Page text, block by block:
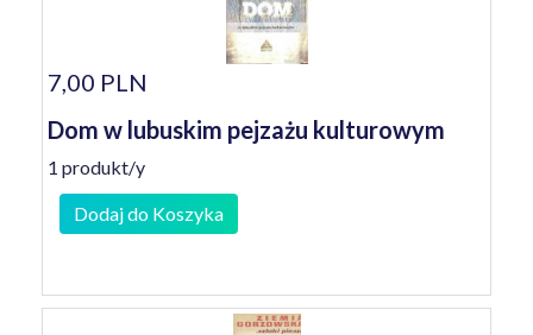
7,00 PLN
Dom w lubuskim pejzażu kulturowym
1 produkt/y
Dodaj do Koszyka